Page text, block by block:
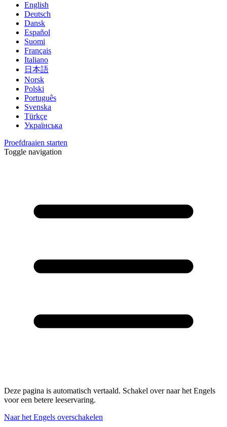
English
Deutsch
Dansk
Español
Suomi
Français
Italiano
日本語
Norsk
Polski
Português
Svenska
Türkçe
Українська
Proefdraaien starten
Toggle navigation
Deze pagina is automatisch vertaald. Schakel over naar het Engels
voor een betere leeservaring.
Naar het Engels overschakelen